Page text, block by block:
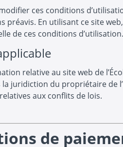
modifier ces conditions
préavis. En utilisant ce site
de ces conditions d’utilisation.
relative au site web de
juridiction du propriétaire de
aux conflits de lois.
de